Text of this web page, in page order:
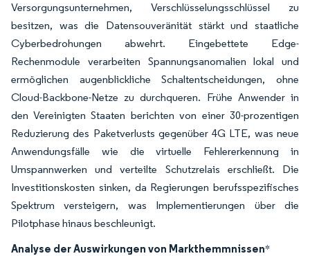
Versorgungsunternehmen, Verschlüsselungsschlüssel zu
besitzen, was die Datensouveränität stärkt und staatliche
Cyberbedrohungen abwehrt. Eingebettete Edge-
Rechenmodule verarbeiten Spannungsanomalien lokal und
ermöglichen augenblickliche Schaltentscheidungen, ohne
Cloud-Backbone-Netze zu durchqueren. Frühe Anwender in
den Vereinigten Staaten berichten von einer 30-prozentigen
Reduzierung des Paketverlusts gegenüber 4G LTE, was neue
Anwendungsfälle wie die virtuelle Fehlererkennung in
Umspannwerken und verteilte Schutzrelais erschließt. Die
Investitionskosten sinken, da Regierungen berufsspezifisches
Spektrum versteigern, was Implementierungen über die
Pilotphase hinaus beschleunigt.
Analyse der Auswirkungen von Markthemmnissen*